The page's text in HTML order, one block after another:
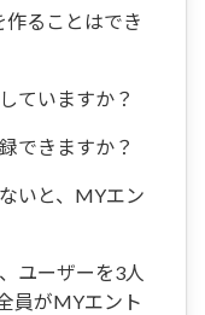
ることはでき
ていますか？
できますか？
いと、MYエン
ユーザーを3人
員がMYエント